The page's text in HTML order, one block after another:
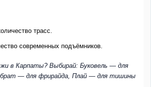
трасс.
современных подъёмников.
в Карпаты? Выбирай: Буковель — для
— для фрирайда, Плай — для тишины